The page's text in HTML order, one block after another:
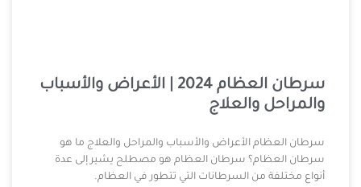
سرطان العظام 2024 | الأعراض والأسباب
والمراحل والعلاج
سرطان العظام الأعراض والأسباب والمراحل والعلاج ما هو
سرطان العظام؟ سرطان العظام هو مصطلح يشير إلى عدة
أنواع مختلفة من السرطانات التي تتطور في العظام.